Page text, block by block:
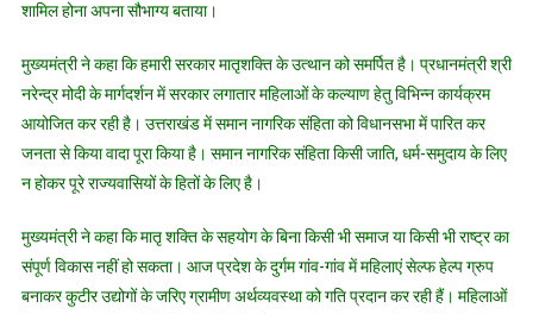
शामिल होना अपना सौभाग्य बताया।
मुख्यमंत्री ने कहा कि हमारी सरकार मातृशक्ति के उत्थान को समर्पित है। प्रधानमंत्री श्री
नरेन्द्र मोदी के मार्गदर्शन में सरकार लगातार महिलाओं के कल्याण हेतु विभिन्न कार्यक्रम
आयोजित कर रही है। उत्तराखंड में समान नागरिक संहिता को विधानसभा में पारित कर
जनता से किया वादा पूरा किया है। समान नागरिक संहिता किसी जाति, धर्म-समुदाय के लिए
न होकर पूरे राज्यवासियों के हितों के लिए है।
मुख्यमंत्री ने कहा कि मातृ शक्ति के सहयोग के बिना किसी भी समाज या किसी भी राष्ट्र का
संपूर्ण विकास नहीं हो सकता। आज प्रदेश के दुर्गम गांव-गांव में महिलाएं सेल्फ हेल्प ग्रुप
बनाकर कुटीर उद्योगों के जरिए ग्रामीण अर्थव्यवस्था को गति प्रदान कर रही हैं। महिलाओं